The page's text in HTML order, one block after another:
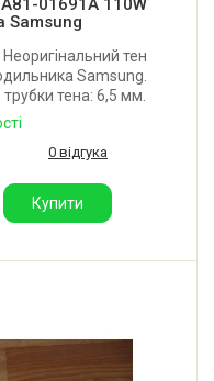
01691A 110W
Samsung
тен
Samsung.
тена: 6,5 мм.
Китай.
0 відгука
Купити